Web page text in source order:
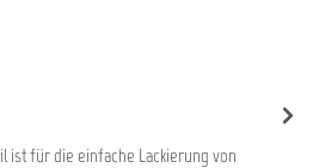
ist für die einfache Lackierung von